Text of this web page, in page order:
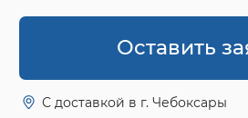
Оставить
С доставкой в г. Чебоксары